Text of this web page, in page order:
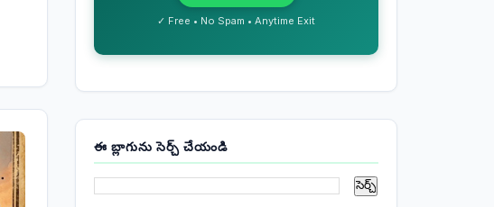
✓ Free • No Spam • Anytime Exit
ఈ బ్లాగును సెర్చ్ చేయండి